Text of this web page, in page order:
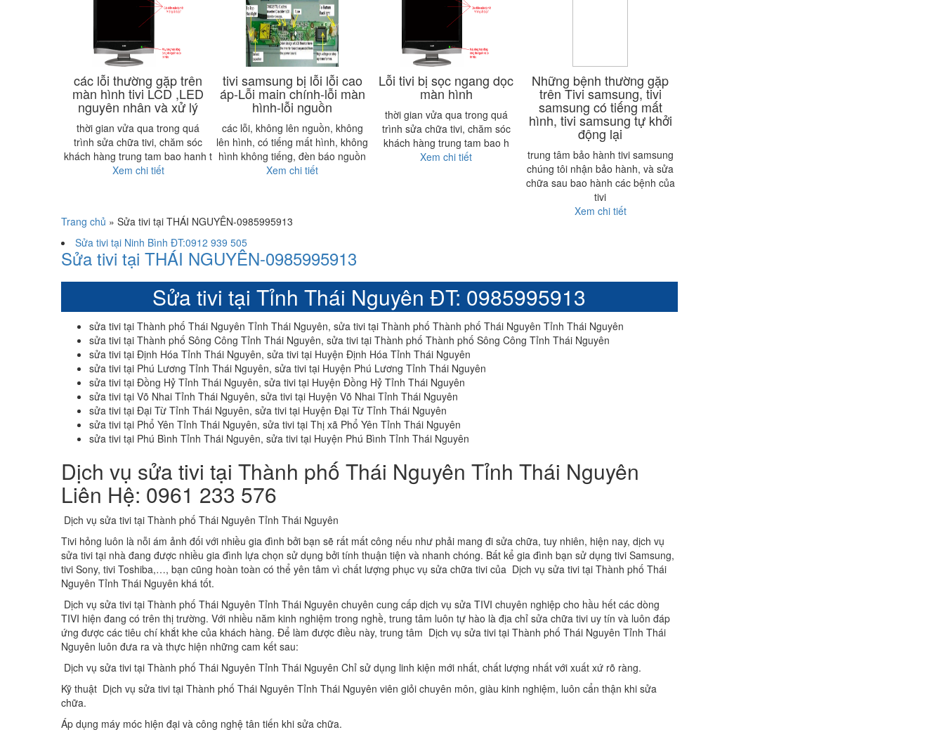
các lỗi thường gặp trên
màn hình tivi LCD ,LED
nguyên nhân và xử lý
thời gian vửa qua trong quá
trình sửa chữa tivi, chăm sóc
khách hàng trung tam bao hanh t
Xem chi tiết
tivi samsung bị lỗi lỗi cao
áp-Lỗi main chính-lỗi màn
hình-lỗi nguồn
các lỗi, không lên nguồn, không
lên hình, có tiếng mất hình, không
hình không tiếng, đèn báo nguồn
Xem chi tiết
Lỗi tivi bị sọc ngang dọc
màn hình
thời gian vửa qua trong quá
trình sửa chữa tivi, chăm sóc
khách hàng trung tam bao h
Xem chi tiết
Những bệnh thường gặp
trên Tivi samsung, tivi
samsung có tiếng mất
hình, tivi samsung tự khởi
động lại
trung tâm bảo hành tivi samsung
chúng tôi nhận bảo hành, và sửa
chữa sau bao hành các bệnh của
tivi
Xem chi tiết
Trang chủ » Sửa tivi tại THÁI NGUYÊN-0985995913
Sửa tivi tại Ninh Bình ĐT:0912 939 505
Sửa tivi tại THÁI NGUYÊN-0985995913
Sửa tivi tại Tỉnh Thái Nguyên ĐT: 0985995913
sửa tivi tại Thành phố Thái Nguyên Tỉnh Thái Nguyên, sửa tivi tại Thành phố Thành phố Thái Nguyên Tỉnh Thái Nguyên
sửa tivi tại Thành phố Sông Công Tỉnh Thái Nguyên, sửa tivi tại Thành phố Thành phố Sông Công Tỉnh Thái Nguyên
sửa tivi tại Định Hóa Tỉnh Thái Nguyên, sửa tivi tại Huyện Định Hóa Tỉnh Thái Nguyên
sửa tivi tại Phú Lương Tỉnh Thái Nguyên, sửa tivi tại Huyện Phú Lương Tỉnh Thái Nguyên
sửa tivi tại Đồng Hỷ Tỉnh Thái Nguyên, sửa tivi tại Huyện Đồng Hỷ Tỉnh Thái Nguyên
sửa tivi tại Võ Nhai Tỉnh Thái Nguyên, sửa tivi tại Huyện Võ Nhai Tỉnh Thái Nguyên
sửa tivi tại Đại Từ Tỉnh Thái Nguyên, sửa tivi tại Huyện Đại Từ Tỉnh Thái Nguyên
sửa tivi tại Phổ Yên Tỉnh Thái Nguyên, sửa tivi tại Thị xã Phổ Yên Tỉnh Thái Nguyên
sửa tivi tại Phú Bình Tỉnh Thái Nguyên, sửa tivi tại Huyện Phú Bình Tỉnh Thái Nguyên
Dịch vụ sửa tivi tại Thành phố Thái Nguyên Tỉnh Thái Nguyên
Liên Hệ: 0961 233 576
Dịch vụ sửa tivi tại Thành phố Thái Nguyên Tỉnh Thái Nguyên
Tivi hỏng luôn là nỗi ám ảnh đối với nhiều gia đình bởi bạn sẽ rất mất công nếu như phải mang đi sửa chữa, tuy nhiên, hiện nay, dịch vụ
sửa tivi tại nhà đang được nhiều gia đình lựa chọn sử dụng bởi tính thuận tiện và nhanh chóng. Bất kể gia đình bạn sử dụng tivi Samsung,
tivi Sony, tivi Toshiba,…, bạn cũng hoàn toàn có thể yên tâm vì chất lượng phục vụ sửa chữa tivi của Dịch vụ sửa tivi tại Thành phố Thái
Nguyên Tỉnh Thái Nguyên khá tốt.
Dịch vụ sửa tivi tại Thành phố Thái Nguyên Tỉnh Thái Nguyên chuyên cung cấp dịch vụ sửa TIVI chuyên nghiệp cho hầu hết các dòng
TIVI hiện đang có trên thị trường. Với nhiều năm kinh nghiệm trong nghề, trung tâm luôn tự hào là địa chỉ sửa chữa tivi uy tín và luôn đáp
ứng được các tiêu chí khắt khe của khách hàng. Để làm được điều này, trung tâm Dịch vụ sửa tivi tại Thành phố Thái Nguyên Tỉnh Thái
Nguyên luôn đưa ra và thực hiện những cam kết sau:
Dịch vụ sửa tivi tại Thành phố Thái Nguyên Tỉnh Thái Nguyên Chỉ sử dụng linh kiện mới nhất, chất lượng nhất với xuất xứ rõ ràng.
Kỹ thuật Dịch vụ sửa tivi tại Thành phố Thái Nguyên Tỉnh Thái Nguyên viên giỏi chuyên môn, giàu kinh nghiệm, luôn cẩn thận khi sửa
chữa.
Áp dụng máy móc hiện đại và công nghệ tân tiến khi sửa chữa.